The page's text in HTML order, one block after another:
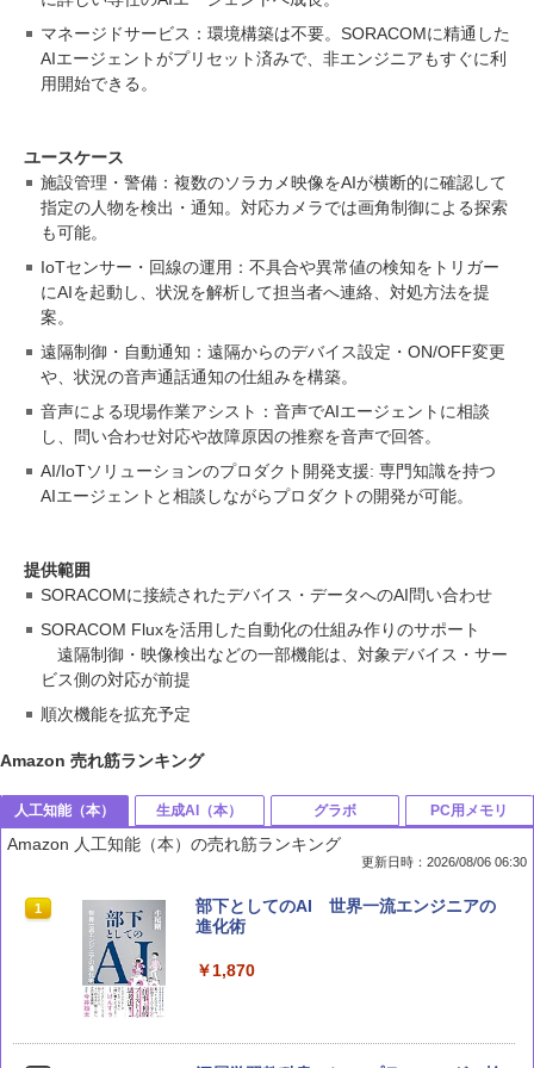
マネージドサービス：環境構築は不要。SORACOMに精通した
AIエージェントがプリセット済みで、非エンジニアもすぐに利
用開始できる。
ユースケース
施設管理・警備：複数のソラカメ映像をAIが横断的に確認して
指定の人物を検出・通知。対応カメラでは画角制御による探索
も可能。
IoTセンサー・回線の運用：不具合や異常値の検知をトリガー
にAIを起動し、状況を解析して担当者へ連絡、対処方法を提
案。
遠隔制御・自動通知：遠隔からのデバイス設定・ON/OFF変更
や、状況の音声通話通知の仕組みを構築。
音声による現場作業アシスト：音声でAIエージェントに相談
し、問い合わせ対応や故障原因の推察を音声で回答。
AI/IoTソリューションのプロダクト開発支援: 専門知識を持つ
AIエージェントと相談しながらプロダクトの開発が可能。
提供範囲
SORACOMに接続されたデバイス・データへのAI問い合わせ
SORACOM Fluxを活用した自動化の仕組み作りのサポート
遠隔制御・映像検出などの一部機能は、対象デバイス・サー
ビス側の対応が前提
順次機能を拡充予定
Amazon 売れ筋ランキング
人工知能（本）
Amazon 人工知能（本）の売れ筋ランキング
更新日時：2026/08/06 06:30
1
部下としてのAI 世界一流エンジニアの
進化術
￥1,870
生成AI（本） グラボ PC用メモリ